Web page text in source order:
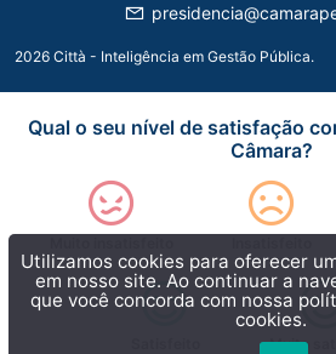
2026 Città - Inteligência em Gestão Pública.
Utilizamos cookies para oferecer
em nosso site. Ao continuar a
que você concorda com nossa
cookies.
Qual o seu nível de satisfação
Câmara?
Muito